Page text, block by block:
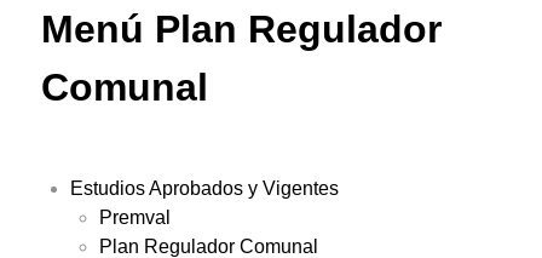
Menú Plan Regulador
Comunal
Estudios Aprobados y Vigentes
Premval
Plan Regulador Comunal